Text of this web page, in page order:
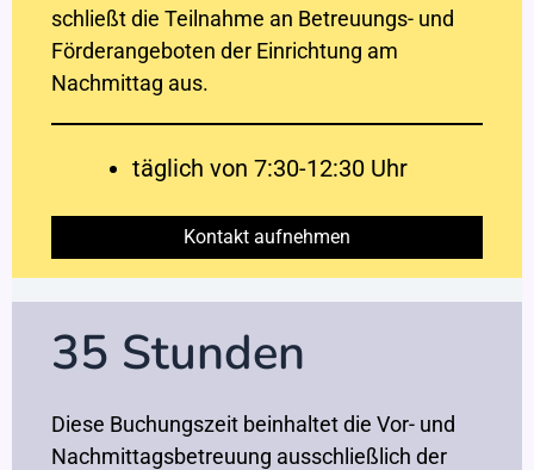
schließt die Teilnahme an Betreuungs- und
Förderangeboten der Einrichtung am
Nachmittag aus.
täglich von 7:30-12:30 Uhr
Kontakt aufnehmen
35 Stunden
Diese Buchungszeit beinhaltet die Vor- und
Nachmittagsbetreuung ausschließlich der